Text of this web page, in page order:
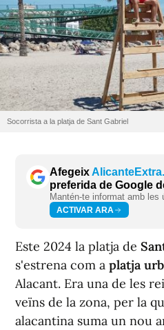
Socorrista a la platja de Sant Gabriel
Afegeix
preferida de Google
Mantén-te informat amb
ACTIVAR ARA
Este 2024 la platja de
s'estrena com a platja
Alacant. Era una de les
veïns de la zona, per la
alacantina suma un nou